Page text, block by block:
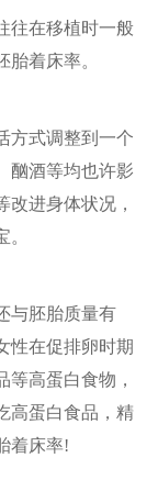
往在移植时一般
着床率。
方式调整到一个
酗酒等均也许影
改进身体状况，
与胚胎质量有
性在促排卵时期
等高蛋白食物，
高蛋白食品，精
着床率!